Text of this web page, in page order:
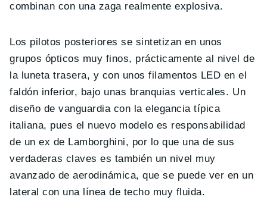
combinan con una zaga realmente explosiva.
Los pilotos posteriores se sintetizan en unos
grupos ópticos muy finos, prácticamente al nivel de
la luneta trasera, y con unos filamentos LED en el
faldón inferior, bajo unas branquias verticales. Un
diseño de vanguardia con la elegancia típica
italiana, pues el nuevo modelo es responsabilidad
de un ex de Lamborghini, por lo que una de sus
verdaderas claves es también un nivel muy
avanzado de aerodinámica, que se puede ver en un
lateral con una línea de techo muy fluida.